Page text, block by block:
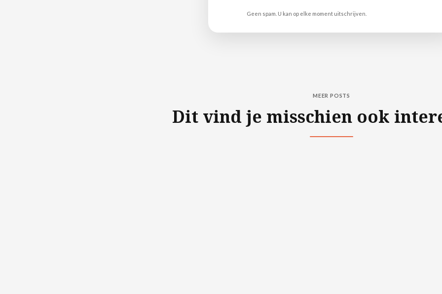
Geen spam. U kan op elke moment uitschrijven.
MEER POSTS
Dit vind je misschien ook